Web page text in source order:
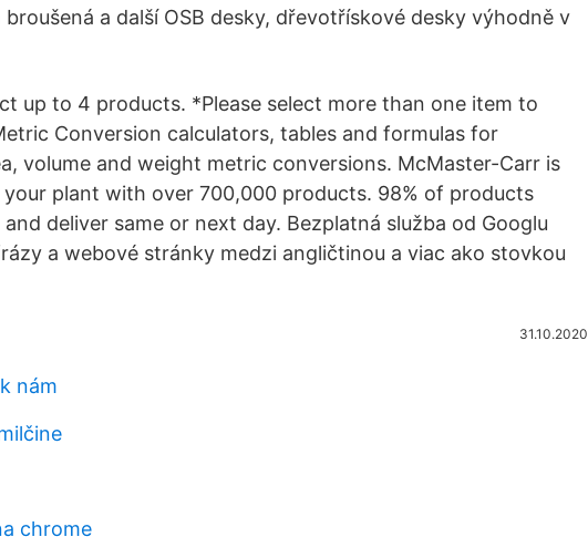
a další OSB desky, dřevotřískové desky výhodně v
up to 4 products. *Please select more than one item to
Conversion calculators, tables and formulas for
volume and weight metric conversions. McMaster-Carr is
plant with over 700,000 products. 98% of products
deliver same or next day. Bezplatná služba od Googlu
a webové stránky medzi angličtinou a viac ako stovkou
31.10.2020
nám
chrome